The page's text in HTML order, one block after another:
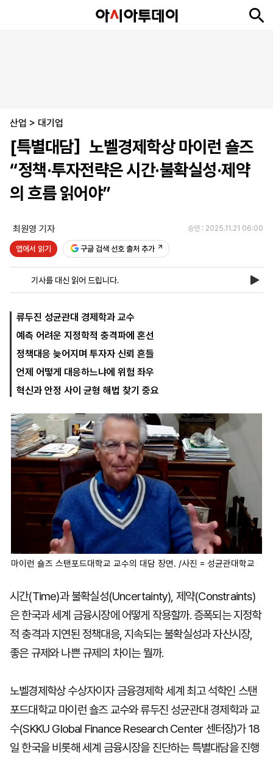
언
티
스
츠
ENGLISH
中
文
Tiếng
Việt
지
면
신
문
후
원
제
보
회
사
앱
설
마
파
워
운
대
동
문
골
프
산업 > 대기업
[특별대담］노벨경제학상 마이런 숄즈
“정책·투자전략은 시간·불확실성·제약
의 흐름 읽어야”
최원영 기자 승인 : 2025.11.21 06:00
앱에서 읽기 구글 검색 선호 출처 추가
기사를 대신 읽어 드립니다.
류두진 성균관대 경제학과 교수
예측 어려운 지정학적 충격파에 혼선
정책대응 늦어지며 투자자 신뢰 흔들
언제 어떻게 대응하느냐에 위험 좌우
혁신과 안정 사이 균형 해법 찾기 중요
마이런 숄즈 스탠포드대학교 교수의 대담 장면. /사진 = 성균관대학교
시간(Time)과 불확실성(Uncertainty), 제약(Constraints)
은 한국과 세계 금융시장에 어떻게 작용할까. 증폭되는 지정학
적 충격과 지연된 정책대응, 지속되는 불확실성과 자산시장,
좋은 규제와 나쁜 규제의 차이는 뭘까.
노벨경제학상 수상자이자 금융경제학 세계 최고 석학인 스탠
포드대학교 마이런 숄즈 교수와 류두진 성균관대 경제학과 교
수(SKKU Global Finance Research Center 센터장)가 18
일 한국을 비롯해 세계 금융시장을 진단하는 특별대담을 진행